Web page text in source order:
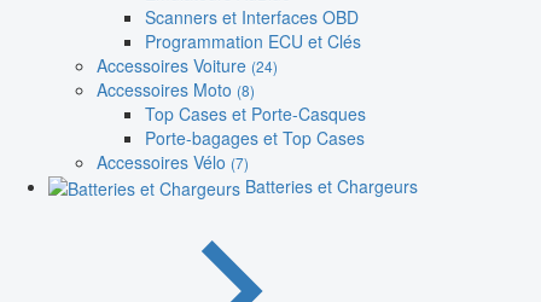
Scanners et Interfaces OBD
Programmation ECU et Clés
Accessoires Voiture (24)
Accessoires Moto (8)
Top Cases et Porte-Casques
Porte-bagages et Top Cases
Accessoires Vélo (7)
Batteries et Chargeurs